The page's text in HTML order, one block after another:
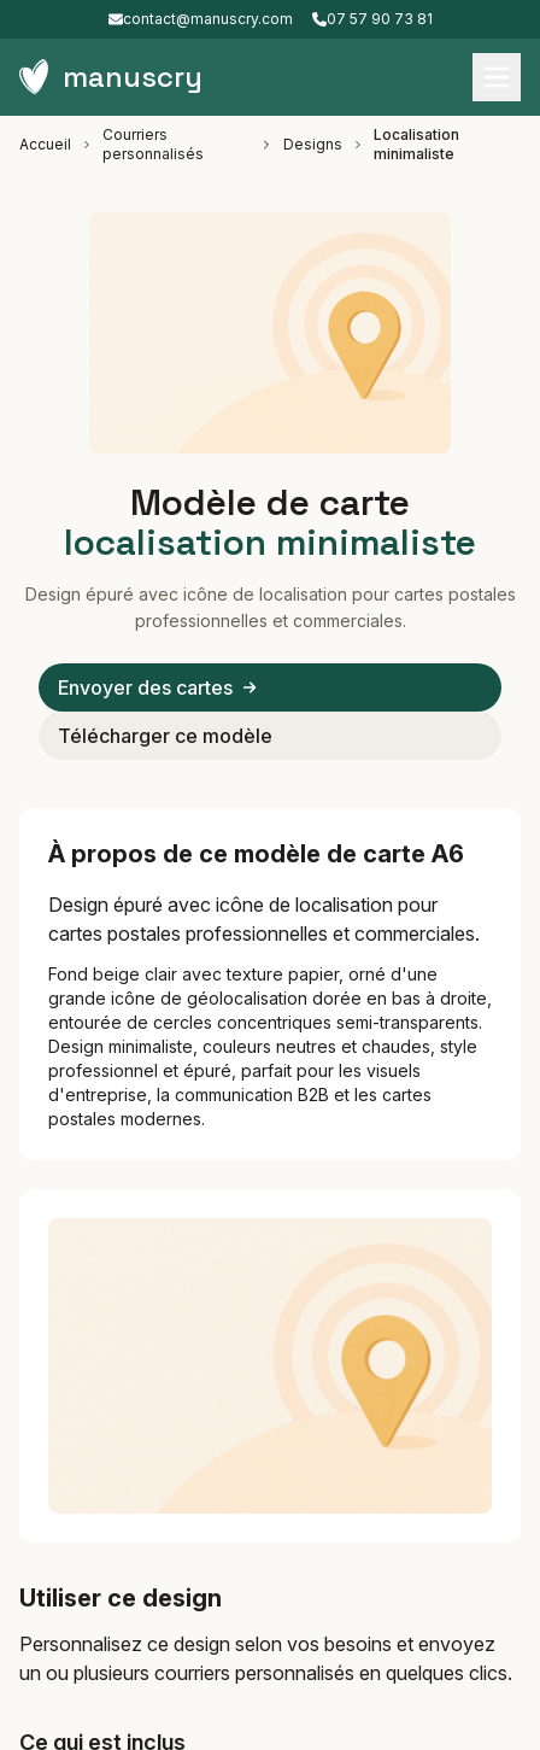
contact@manuscry.com 07 57 90 73 81
manuscry
Accueil
Courriers
personnalisés
Designs
Localisation
minimaliste
Modèle de carte
localisation minimaliste
Design épuré avec icône de localisation pour cartes postales
professionnelles et commerciales.
Envoyer des cartes
Télécharger ce modèle
À propos de ce modèle de carte A6
Design épuré avec icône de localisation pour
cartes postales professionnelles et commerciales.
Fond beige clair avec texture papier, orné d'une
grande icône de géolocalisation dorée en bas à droite,
entourée de cercles concentriques semi-transparents.
Design minimaliste, couleurs neutres et chaudes, style
professionnel et épuré, parfait pour les visuels
d'entreprise, la communication B2B et les cartes
postales modernes.
Utiliser ce design
Personnalisez ce design selon vos besoins et envoyez
un ou plusieurs courriers personnalisés en quelques clics.
Ce qui est inclus